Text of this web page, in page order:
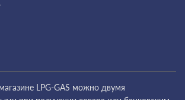
LPG-GAS можно двумя